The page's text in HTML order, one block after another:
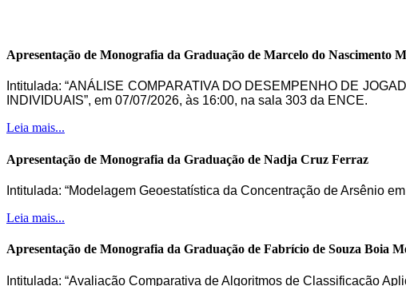
Apresentação de Monografia da Graduação de Marcelo do Nascimento
Intitulada: “ANÁLISE COMPARATIVA DO DESEMPENHO DE
INDIVIDUAIS”, em 07/07/2026, às 16:00, na sala 303 da ENCE.
Leia mais...
Apresentação de Monografia da Graduação de Nadja Cruz Ferraz
Intitulada: “Modelagem Geoestatística da Concentração de Arsênio
Leia mais...
Apresentação de Monografia da Graduação de Fabrício de Souza Boia
Intitulada: “Avaliação Comparativa de Algoritmos de Classificação